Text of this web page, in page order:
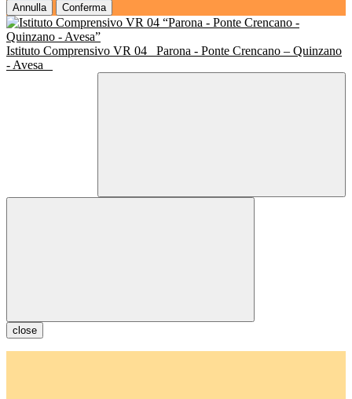
Annulla Conferma
Istituto Comprensivo VR 04
Parona - Ponte Crencano – Quinzano
- Avesa
close